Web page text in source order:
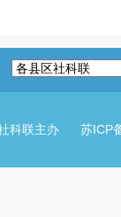
社科联主办 苏ICP